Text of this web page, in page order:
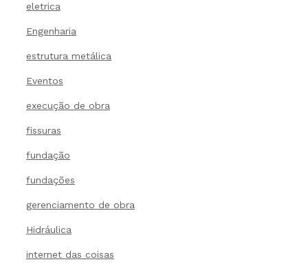
eletrica
Engenharia
estrutura metálica
Eventos
execução de obra
fissuras
fundação
fundações
gerenciamento de obra
Hidráulica
internet das coisas